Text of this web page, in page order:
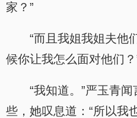
家？”
“而且我姐我姐夫他
候你让我怎么面对他们？
“我知道。”严玉青
些，她叹息道：“所以我